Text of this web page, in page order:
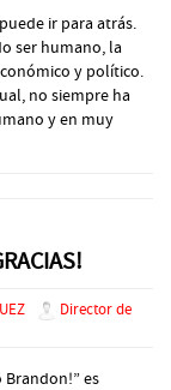
ir para atrás.
ser humano, la
y político.
no siempre ha
y en muy
Director de
Brandon!” es